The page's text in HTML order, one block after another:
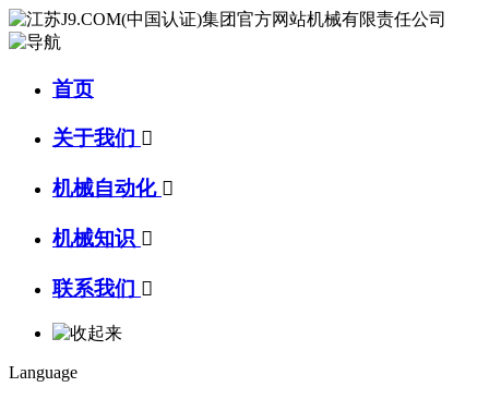
首页
关于我们 
机械自动化 
机械知识 
联系我们 
Language